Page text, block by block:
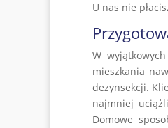
U nas nie
W
mieszkania
dezynsekcji.
najmniej
Domowe